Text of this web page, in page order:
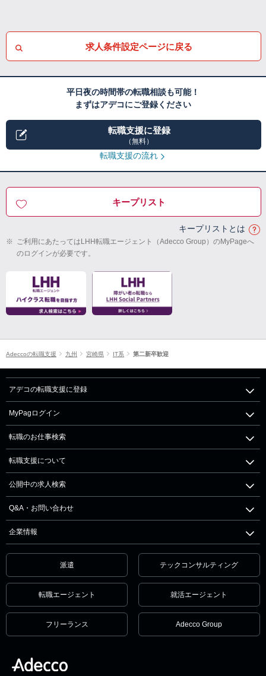
求人条件設定ページに戻る
平日夜の時間帯の転職相談も可能！
まずはアデコにご登録ください
転職支援に登録
（無料）
転職支援の流れ
キープリスト
キープリストとは
※ ご利用にあたってはLHH転職エージェント（Adecco Group）のMyPageへ
のログインが必要です。
Adeccoの転職支援 九州 宮崎県 IT系 第二新卒歓迎
アデコの転職支援に登録
MyPagログイン
転職のお仕事検索
転職支援について
公開中の求人検索
Q&A・お問い合わせ
企業情報
派遣 テックコンサルティング
転職エージェント 就活エージェント
フリーランス Adecco Group